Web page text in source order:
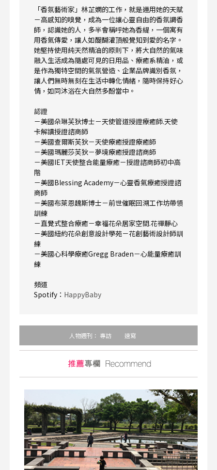
「香氛藝術家」林芷嫻的工作，就是運用她的天賦
－高感知的嗅覺，成為一位讓心靈自由的香氛調香
師，認識她的人，多半會稱呼她為香緹，一個寓有
用香氣傳愛，讓人如醍醐灌頂般覺知到愛的名字。
她堅持使用純天然精油的原則下，將大自然的氣味
融入生活成為隨處可見的日用品、療癒系精油，或
是作為獨特空間的氣氛營造、企業品牌識別香氛，
讓人們無時無刻在生活中轉化情緒，隨時保持好心
情，如同沐浴在大自然多酚當中。
認證
－美國朵琳芙狄博士－天使管道授證療癒師.天使
卡解讀授證諮商師
－美國查爾斯芙狄－天使療癒授證療癒師
－美國瑪麗莎芙狄－夢境療癒授證諮商師
－美國IET天使整合能量療癒－授證諮商師初中高
階
－美國Blessing Academy－心靈香氣療癒授證諮
商師
－美國布萊恩魏斯博士－前世催眠回溯工作坊帶領
訓練
－直覺式整合療癒－幸福花朵居家空間.花禪靜心
－美國紐約花朵創意設計學苑－花創藝術設計師訓
練
－美國心科學療癒Gregg Braden－心能量療癒訓
練
頻道
Spotify： HappyBaby
人物週刊： 專訪 速寫